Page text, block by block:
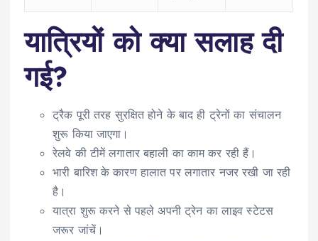
यात्रियों को क्या सलाह दी
गई?
ट्रैक पूरी तरह सुरक्षित होने के बाद ही ट्रेनों का संचालन
शुरू किया जाएगा।
रेलवे की टीमें लगातार बहाली का काम कर रही हैं।
भारी बारिश के कारण हालात पर लगातार नजर रखी जा रही
है।
यात्रा शुरू करने से पहले अपनी ट्रेन का लाइव स्टेटस
जरूर जांचें।